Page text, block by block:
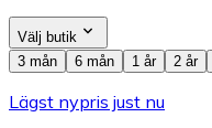
Välj butik
3 mån
6 mån 1 år 2 år
Lägst nypris just nu